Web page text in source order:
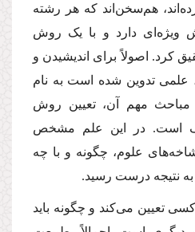
هم‌سخن‌اند که هر رشته
ویژه‌ای دارد و با یک روش
کرد. اصولاً برای اندیشیدن و
تدوین شده است به نام
مباحث مهم آن، تعیین روش
است. در این علم مشخص
علوم، چگونه و با چه
نتیجه درست رسید.
تعیین می‌کند و چگونه باید